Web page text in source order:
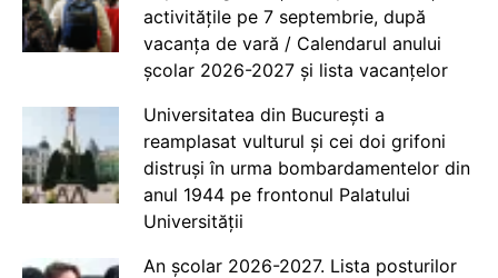
activitățile pe 7 septembrie, după
vacanța de vară / Calendarul anului
școlar 2026-2027 și lista vacanțelor
Universitatea din București a
reamplasat vulturul și cei doi grifoni
distruși în urma bombardamentelor din
anul 1944 pe frontonul Palatului
Universității
An școlar 2026-2027. Lista posturilor